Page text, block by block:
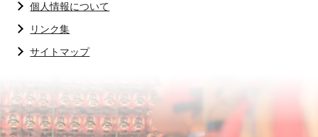
個人情報について
リンク集
サイトマップ